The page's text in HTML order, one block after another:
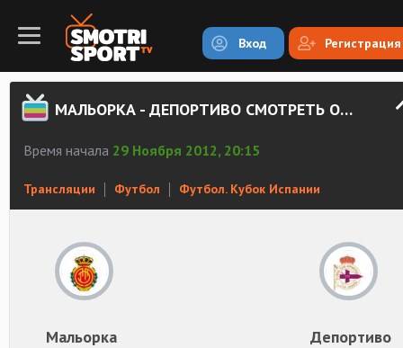
Вход Регистрация
МАЛЬОРКА - ДЕПОРТИВО СМОТРЕТЬ ОНЛАЙН
Время начала 29 Ноября 2012, 20:15
Трансляции Футбол Футбол. Кубок Испании
Мальорка Депортиво